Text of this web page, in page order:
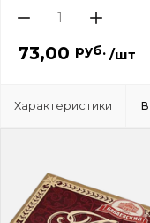
73,00 руб. /шт
Характеристики В